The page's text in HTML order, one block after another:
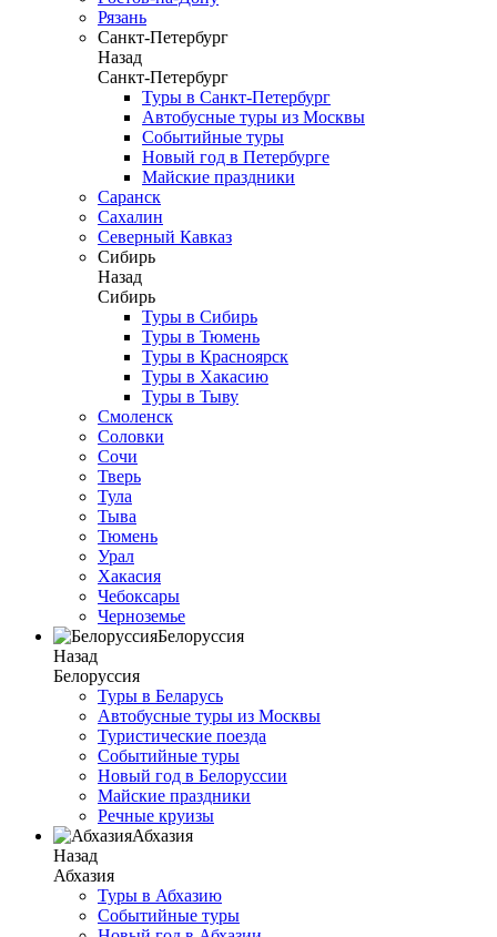
Рязань
Санкт-Петербург
Назад
Санкт-Петербург
Туры в Санкт-Петербург
Автобусные туры из Москвы
Событийные туры
Новый год в Петербурге
Майские праздники
Саранск
Сахалин
Северный Кавказ
Сибирь
Назад
Сибирь
Туры в Сибирь
Туры в Тюмень
Туры в Красноярск
Туры в Хакасию
Туры в Тыву
Смоленск
Соловки
Сочи
Тверь
Тула
Тыва
Тюмень
Урал
Хакасия
Чебоксары
Черноземье
Белоруссия
Назад
Белоруссия
Туры в Беларусь
Автобусные туры из Москвы
Туристические поезда
Событийные туры
Новый год в Белоруссии
Майские праздники
Речные круизы
Абхазия
Назад
Абхазия
Туры в Абхазию
Событийные туры